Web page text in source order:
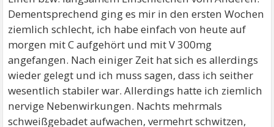
Dementsprechend ging es mir in den ersten Wochen
ziemlich schlecht, ich habe einfach von heute auf
morgen mit C aufgehört und mit V 300mg
angefangen. Nach einiger Zeit hat sich es allerdings
wieder gelegt und ich muss sagen, dass ich seither
wesentlich stabiler war. Allerdings hatte ich ziemlich
nervige Nebenwirkungen. Nachts mehrmals
schweißgebadet aufwachen, vermehrt schwitzen,